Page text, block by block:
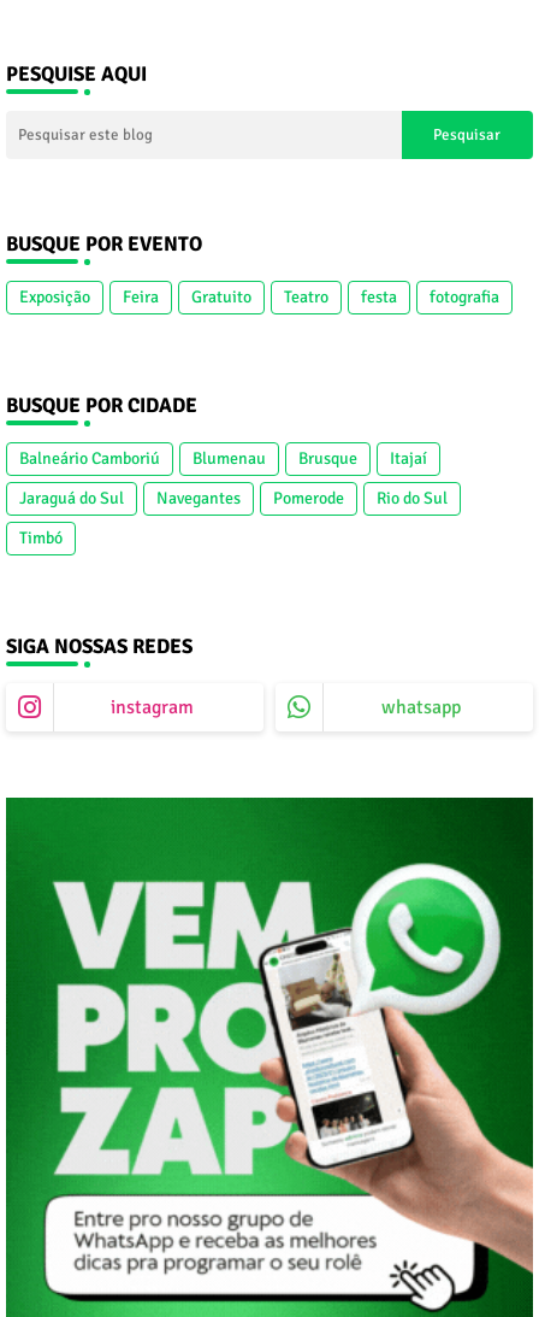
PESQUISE AQUI
BUSQUE POR EVENTO
Exposição Feira Gratuito Teatro festa fotografia
BUSQUE POR CIDADE
Balneário Camboriú Blumenau Brusque
Itajaí
Jaraguá do Sul
Navegantes Pomerode
Rio do Sul
Timbó
SIGA NOSSAS REDES
instagram whatsapp